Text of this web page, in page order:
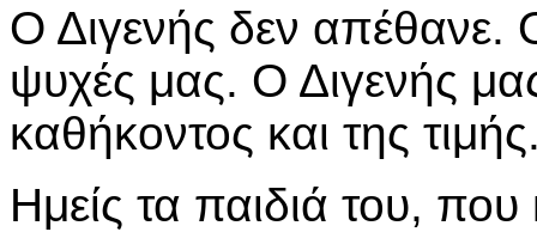
Ο Διγενής δεν απέθανε.
ψυχές μας. Ο Διγενής
καθήκοντος και της
Ημείς τα παιδιά του,